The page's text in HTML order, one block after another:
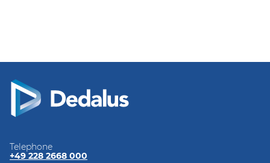
Telephone
+49 228 2668 000